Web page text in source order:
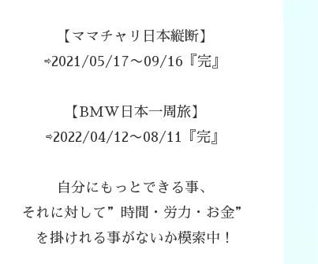
【ママチャリ日本縦断】
⇨2021/05/17〜09/16『完』
【BMW日本一周旅】
⇨2022/04/12〜08/11『完』
自分にもっとできる事、
それに対して”時間・労力・お金”
を掛けれる事がないか模索中！